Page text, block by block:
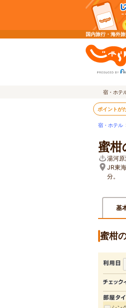
国内旅行・海外
宿・ホテ
ポイントが
宿・ホテル
蜜
湯河原
JR東
分。
基
蜜柑